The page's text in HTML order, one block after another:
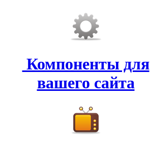
Компоненты для
вашего сайта